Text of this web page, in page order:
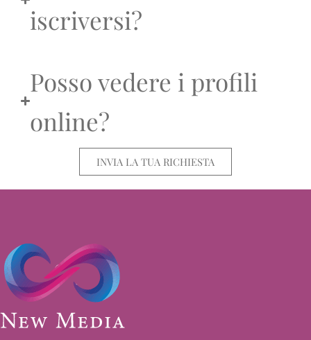
iscriversi?
Posso vedere i profili
online?
INVIA LA TUA RICHIESTA